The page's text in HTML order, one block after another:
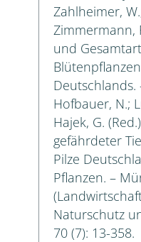
Zahlheimer,
Zimmermann,
und
Deutschlands.
Hofbauer, N.;
Hajek, G.
gefährdeter
Pilze
Pflanzen. –
Naturschutz
70 (7): 13-358.